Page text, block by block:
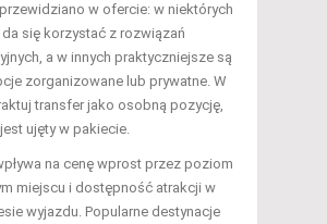
w ofercie: w niektórych
da się korzystać z rozwiązań
a w innych praktyczniejsze są
zorganizowane lub prywatne. W
transfer jako osobną pozycję,
ujęty w pakiecie.
na cenę wprost przez poziom
miejscu i dostępność atrakcji w
wyjazdu. Popularne destynacje